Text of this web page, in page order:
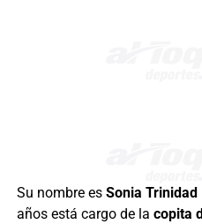
Su nombre esSonia Trinidad
años está cargo de la copita